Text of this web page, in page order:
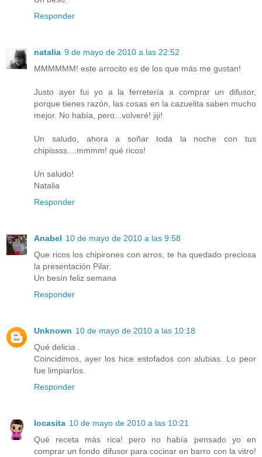
Responder
natalia 9 de mayo de 2010 a las 22:52
MMMMMM! este arrocito es de los que más me gustan!
Justo ayer fui yo a la ferretería a comprar un difusor,
porque tienes razón, las cosas en la cazuelita saben mucho
mejor. No había, pero...volveré! jiji!
Un saludo, ahora a soñar toda la noche con tus
chipissss....mmmm! qué ricos!
Un saludo!
Natalia
Responder
Anabel 10 de mayo de 2010 a las 9:58
Que ricos los chipirones con arros, te ha quedado preciosa
la presentación Pilar.
Un besín feliz semana
Responder
Unknown 10 de mayo de 2010 a las 10:18
Qué delicia .
Coincidimos, ayer los hice estofados con alubias. Lo peor
fue limpiarlos.
Responder
locasita 10 de mayo de 2010 a las 10:21
Qué receta más rica! pero no había pensado yo en
comprar un fondo difusor para cocinar en barro con la vitro!